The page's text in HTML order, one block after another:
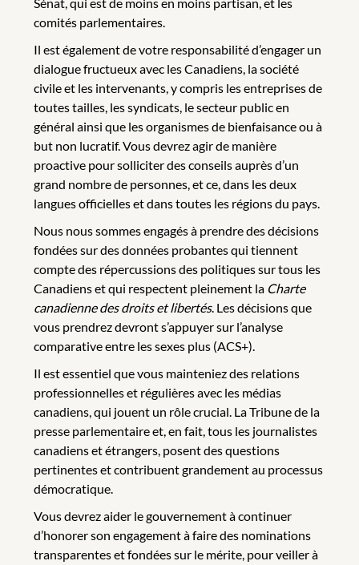
comités parlementaires.
Il est également de votre responsabilité d’engager un
dialogue fructueux avec les Canadiens, la société
civile et les intervenants, y compris les entreprises de
toutes tailles, les syndicats, le secteur public en
général ainsi que les organismes de bienfaisance ou à
but non lucratif. Vous devrez agir de manière
proactive pour solliciter des conseils auprès d’un
grand nombre de personnes, et ce, dans les deux
langues officielles et dans toutes les régions du pays.
Nous nous sommes engagés à prendre des décisions
fondées sur des données probantes qui tiennent
compte des répercussions des politiques sur tous les
Canadiens et qui respectent pleinement la Charte
canadienne des droits et libertés. Les décisions que
vous prendrez devront s’appuyer sur l’analyse
comparative entre les sexes plus (ACS+).
Il est essentiel que vous mainteniez des relations
professionnelles et régulières avec les médias
canadiens, qui jouent un rôle crucial. La Tribune de la
presse parlementaire et, en fait, tous les journalistes
canadiens et étrangers, posent des questions
pertinentes et contribuent grandement au processus
démocratique.
Vous devrez aider le gouvernement à continuer
d’honorer son engagement à faire des nominations
transparentes et fondées sur le mérite, pour veiller à